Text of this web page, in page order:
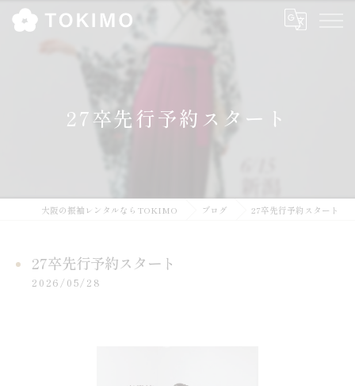
27卒先行予約スタート
大阪の振袖レンタルならTOKIMO ブログ 27卒先行予約スタート
27卒先行予約スタート
2026/05/28